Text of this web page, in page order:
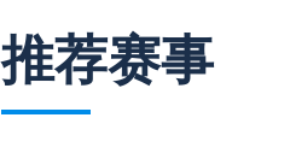
标签
比赛录像 西甲
05月26日 AC米兰vs蒙扎全场录像回
标签
推荐赛事